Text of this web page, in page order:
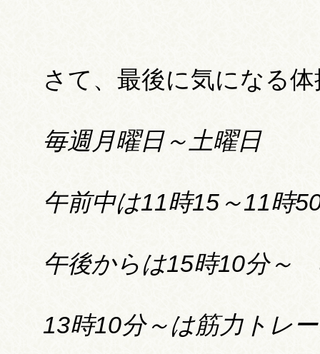
さて、最後に気になる
毎週月曜日～土曜日
午前中は11時15～11時
午後からは15時10分～
13時10分～は筋力トレ